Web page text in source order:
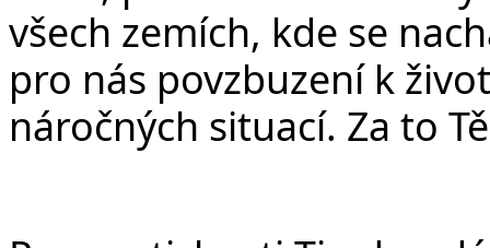
všech zemích, kde se
pro nás povzbuzení k
náročných situací. Za to